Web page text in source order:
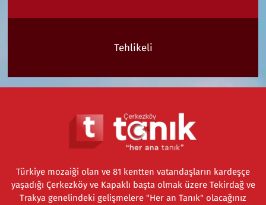
Tehlikeli
Türkiye mozaiği olan ve 81 kentten vatandaşların kardeşçe
yaşadığı Çerkezköy ve Kapaklı başta olmak üzere Tekirdağ ve
Trakya genelindeki gelişmelere "Her an Tanık" olacağınız